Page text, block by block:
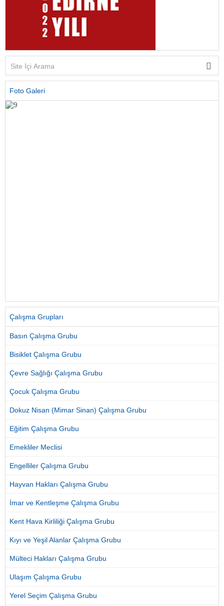
Foto Galeri
Çalışma Grupları
Basın Çalışma Grubu
Bisiklet Çalışma Grubu
Çevre Sağlığı Çalışma Grubu
Çocuk Çalışma Grubu
Dokuz Nisan (Mimar Sinan) Çalışma Grubu
Eğitim Çalışma Grubu
Emekliler Meclisi
Engelliler Çalışma Grubu
Hayvan Hakları Çalışma Grubu
İmar ve Kentleşme Çalışma Grubu
Kent Hava Kirliliği Çalışma Grubu
Kıyı ve Yeşil Alanlar Çalışma Grubu
Mülteci Hakları Çalışma Grubu
Ulaşım Çalışma Grubu
Yerel Seçim Çalışma Grubu